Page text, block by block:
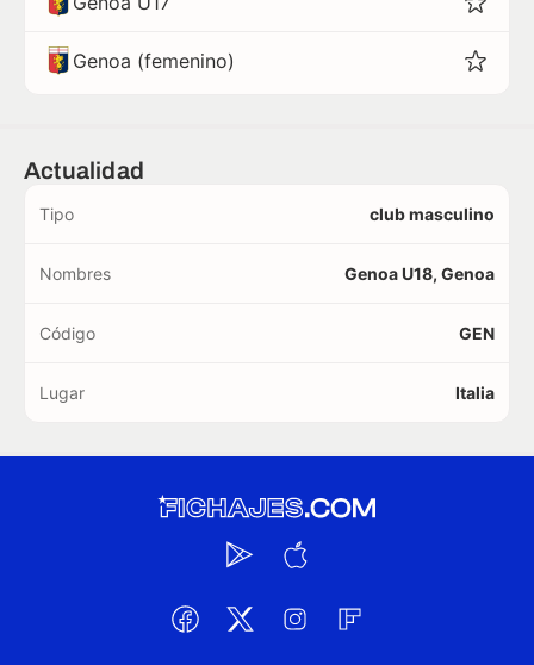
Genoa (femenino)
Actualidad
Tipo club masculino
Nombres Genoa U18, Genoa
Código GEN
Lugar Italia